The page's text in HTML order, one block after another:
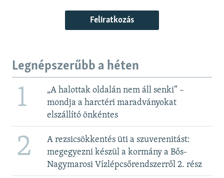
Feliratkozás
Legnépszerűbb a héten
1
„A halottak oldalán nem áll senki” –
mondja a harctéri maradványokat
elszállító önkéntes
2
A rezsicsökkentés üti a szuverenitást:
megegyezni készül a kormány a Bős-
Nagymarosi Vízlépcsőrendszerről 2. rész